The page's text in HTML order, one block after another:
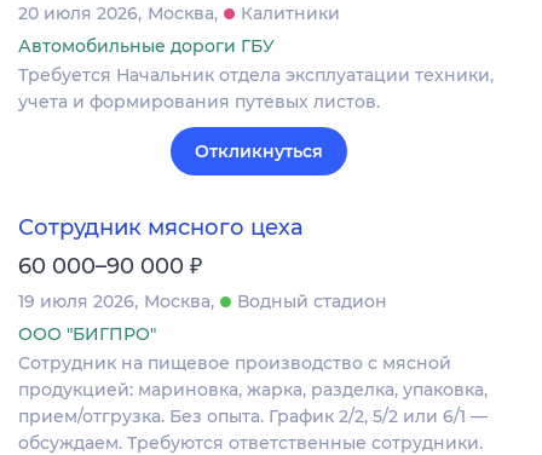
20 июля 2026 Москва
Калитники
Автомобильные дороги ГБУ
Требуется Начальник отдела эксплуатации техники,
учета и формирования путевых листов.
Откликнуться
Сотрудник мясного цеха
60 000–90 000 ₽
19 июля 2026 Москва
Водный стадион
ООО "БИГПРО"
Сотрудник на пищевое производство с мясной
продукцией: мариновка, жарка, разделка, упаковка,
прием/отгрузка. Без опыта. График 2/2, 5/2 или 6/1 —
обсуждаем. Требуются ответственные сотрудники.